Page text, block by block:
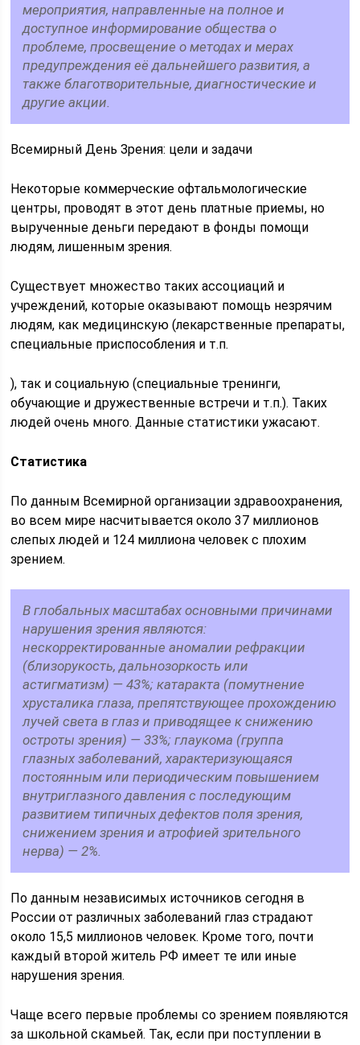
мероприятия, направленные на полное и
доступное информирование общества о
проблеме, просвещение о методах и мерах
предупреждения её дальнейшего развития, а
также благотворительные, диагностические и
другие акции.
Всемирный День Зрения: цели и задачи
Некоторые коммерческие офтальмологические
центры, проводят в этот день платные приемы, но
вырученные деньги передают в фонды помощи
людям, лишенным зрения.
Существует множество таких ассоциаций и
учреждений, которые оказывают помощь незрячим
людям, как медицинскую (лекарственные препараты,
специальные приспособления и т.п.
), так и социальную (специальные тренинги,
обучающие и дружественные встречи и т.п.). Таких
людей очень много. Данные статистики ужасают.
Статистика
По данным Всемирной организации здравоохранения,
во всем мире насчитывается около 37 миллионов
слепых людей и 124 миллиона человек с плохим
зрением.
В глобальных масштабах основными причинами
нарушения зрения являются:
нескорректированные аномалии рефракции
(близорукость, дальнозоркость или
астигматизм) — 43%; катаракта (помутнение
хрусталика глаза, препятствующее прохождению
лучей света в глаз и приводящее к снижению
остроты зрения) — 33%; глаукома (группа
глазных заболеваний, характеризующаяся
постоянным или периодическим повышением
внутриглазного давления с последующим
развитием типичных дефектов поля зрения,
снижением зрения и атрофией зрительного
нерва) — 2%.
По данным независимых источников сегодня в
России от различных заболеваний глаз страдают
около 15,5 миллионов человек. Кроме того, почти
каждый второй житель РФ имеет те или иные
нарушения зрения.
Чаще всего первые проблемы со зрением появляются
за школьной скамьей. Так, если при поступлении в